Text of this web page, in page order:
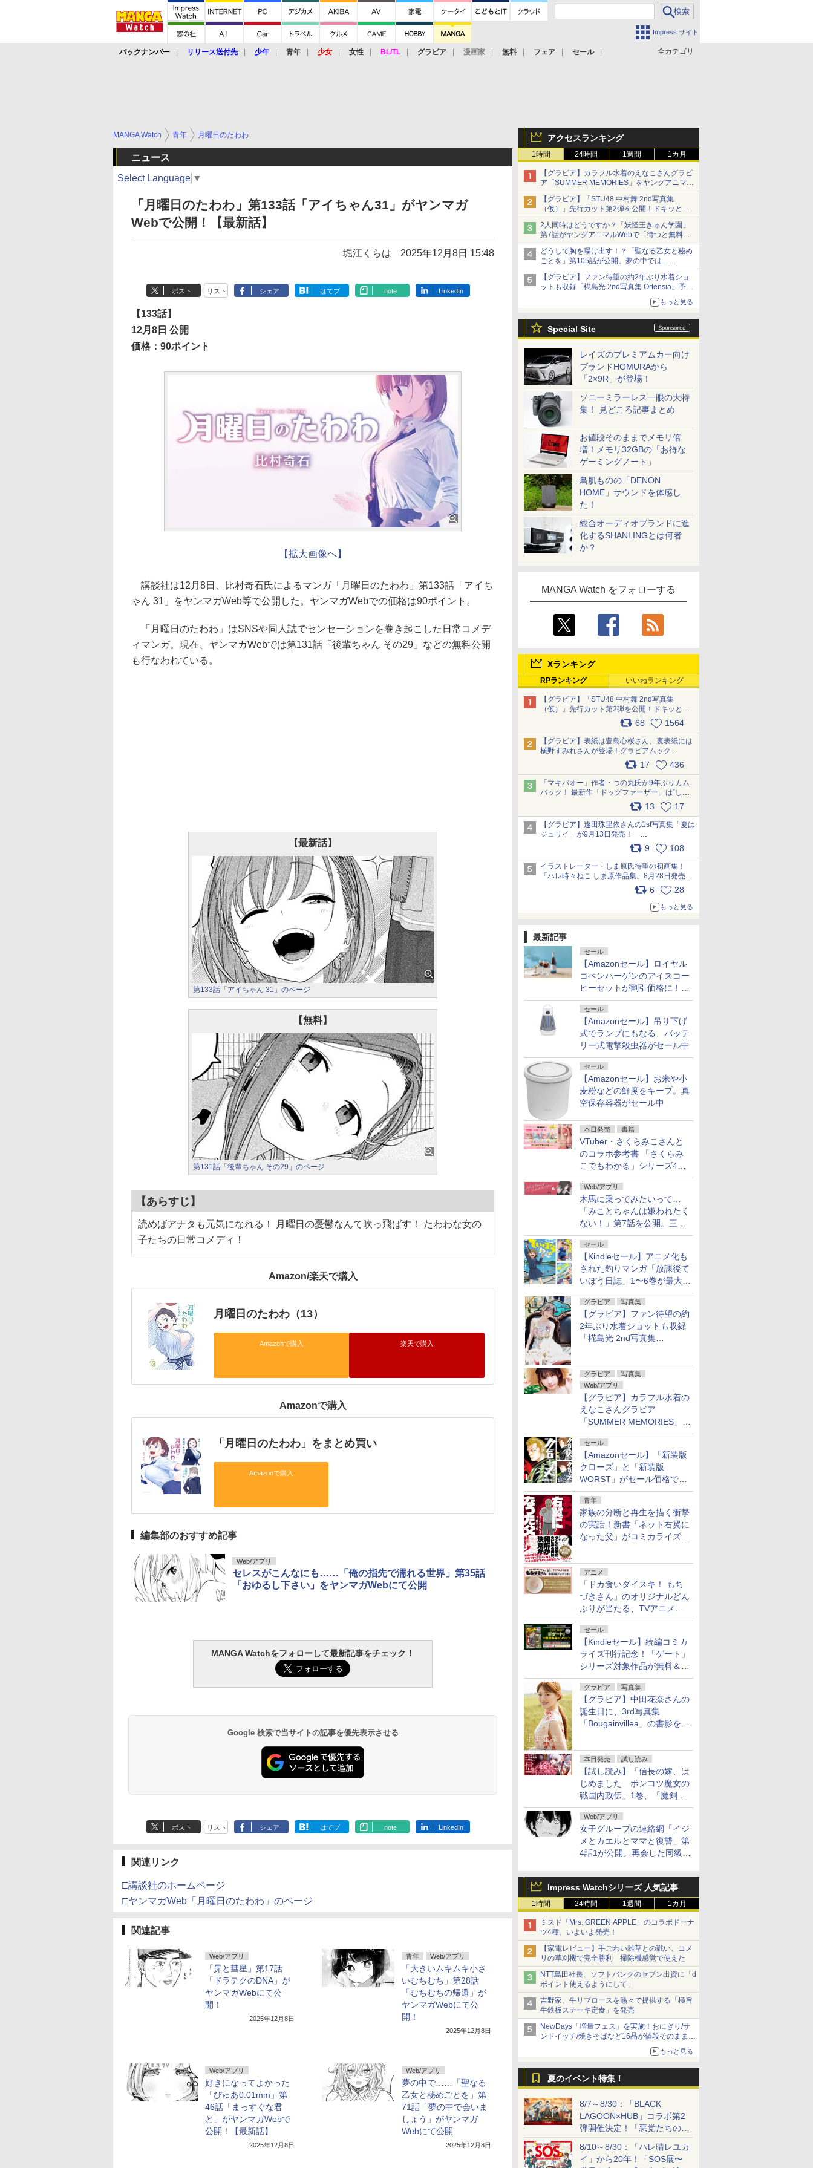
Impress サイト
全カテゴリ
バックナンバー リリース送付先 少年 青年 少女 女性 BL/TL グラビア 漫画家 無料 フェア セール
アクセスランキング
1時間 24時間 1週間 1カ月
【グラビア】カラフル水着のえなこさんグラビ
ア「SUMMER MEMORIES」をヤングアニマル
Webで公開中
【グラビア】「STU48 中村舞 2nd写真集
（仮）」先行カット第2弾を公開！ドキッとす
るランジェリーカットなど新たな挑戦
2人同時はどうですか？「妖怪王きゅん学園」
第7話がヤングアニマルWebで「待つと無料」
に！
どうして胸を曝け出す！？「聖なる乙女と秘め
ごとを」第105話が公開。夢の中では……
【グラビア】ファン待望の約2年ぶり水着ショ
ットも収録「椛島光 2nd写真集 Ortensia」予約
もっと見る
Special Site
レイズのプレミアムカー向け
ブランドHOMURAから
「2×9R」が登場！
ソニーミラーレス一眼の大特
集！ 見どころ記事まとめ
お値段そのままでメモリ倍
増！メモリ32GBの「お得な
ゲーミングノート」
鳥肌ものの「DENON
HOME」サウンドを体感し
た！
総合オーディオブランドに進
化するSHANLINGとは何者
か？
MANGA Watch をフォローする
Xランキング
RPランキング いいねランキング
【グラビア】「STU48 中村舞 2nd写真集
（仮）」先行カット第2弾を公開！ドキッとす
るランジェリーカットなど新たな挑戦
68 1564
【グラビア】表紙は豊島心桜さん、裏表紙には
横野すみれさんが登場！グラビアムック
「PARADE」2026夏号が本日発売
17 436
「マキバオー」作者・つの丸氏が9年ぶりカム
バック！ 最新作「ドッグファーザー」は“しゃ
べらない動物”とのリアルな暮らしを描く 「も
うこれ以上の幸せはない」……一緒に暮らす愛
犬たちへ… pic.x.com/hEr88DgVyD
13 17
【グラビア】逢田珠里依さんの1st写真集「夏は
ジュリイ」が9月13日発売！
9 108
イラストレーター・しま原氏待望の初画集！
「ハレ時々ねこ しま原作品集」8月28日発売
6 28
もっと見る
最新記事
セール
【Amazonセール】ロイヤル
コペンハーゲンのアイスコー
ヒーセットが割引価格に！夏
のギフトに最適！
セール
【Amazonセール】吊り下げ
式でランプにもなる、バッテ
リー式電撃殺虫器がセール中
セール
【Amazonセール】お米や小
麦粉などの鮮度をキープ。真
空保存容器がセール中
本日発売 書籍
VTuber・さくらみこさんと
のコラボ参考書 「さくらみ
こでもわかる」シリーズ4冊
が本日発売！
Web/アプリ
木馬に乗ってみたいって…
「みことちゃんは嫌われたく
ない！」第7話を公開。三角
じゃない方か
セール
【Kindleセール】アニメ化も
された釣りマンガ「放課後て
いぼう日誌」1〜6巻が最大
50％オフのセール中！
グラビア 写真集
【グラビア】ファン待望の約
2年ぶり水着ショットも収録
「椛島光 2nd写真集
グラビア
写真集
Web/アプリ
【グラビア】カラフル水着の
えなこさんグラビア
「SUMMER MEMORIES」を
ヤングアニマルWebで公開中
セール
【Amazonセール】「新装版
クローズ」と「新装版
WORST」がセール価格で販
売中！
青年
家族の分断と再生を描く衝撃
の実話！新書「ネット右翼に
なった父」がコミカライズ。
アニメ
「ドカ食いダイスキ！ もち
づきさん」のオリジナルどん
ぶりが当たる、TVアニメ公
式Xキャンペーンが開催中！
セール
【Kindleセール】続編コミカ
ライズ刊行記念！「ゲート」
シリーズ対象作品が無料＆最
大80%オフ！
グラビア 写真集
【グラビア】中田花奈さんの
誕生日に、3rd写真集
「Bougainvillea」の書影を公
本日発売 試し読み
【試し読み】「信長の嫁、は
じめました ポンコツ魔女の
戦国内政伝」1巻、「魔剣の
花嫁 -ヴァルキュリア-」1巻
本日発売
Web/アプリ
女子グループの連絡網「イジ
メとカエルとママと復讐」第
4話1が公開。再会した同級生
Impress Watchシリーズ 人気記事
1時間 24時間 1週間 1カ月
ミスド「Mrs. GREEN APPLE」のコラボドーナ
ツ4種、いよいよ発売！
【家電レビュー】手ごわい雑草との戦い、コメ
リの草刈機で完全勝利 掃除機感覚で使えた
NTT島田社長、ソフトバンクのセブン出資に「d
ポイント使えるようにして」
吉野家、牛リブロースを熱々で提供する「極旨
牛鉄板ステーキ定食」を発売
NewDays「増量フェス」を実施！おにぎり/サ
ンドイッチ/焼きそばなど16品が値段そのままで
もっと見る
夏のイベント特集！
8/7～8/30：「BLACK
LAGOON×HUB」コラボ第2
弾開催決定！「悪党たちの休
日」がテーマに
8/10～8/30：「ハレ晴レユカ
イ」から20年！「SOS展〜
MANGA Watch 青年 月曜日のたわわ
ニュース
Select Language ▼
「月曜日のたわわ」第133話「アイちゃん31」がヤンマガ
Webで公開！【最新話】
堀江くらは 2025年12月8日 15:48
ポスト リスト シェア はてブ note LinkedIn
【133話】
12月8日 公開
価格：90ポイント
【拡大画像へ】
講談社は12月8日、比村奇石氏によるマンガ「月曜日のたわわ」第133話「アイち
ゃん 31」をヤンマガWeb等で公開した。ヤンマガWebでの価格は90ポイント。
「月曜日のたわわ」はSNSや同人誌でセンセーションを巻き起こした日常コメデ
ィマンガ。現在、ヤンマガWebでは第131話「後輩ちゃん その29」などの無料公開
も行なわれている。
【最新話】
第133話「アイちゃん 31」のページ
【無料】
第131話「後輩ちゃん その29」のページ
【あらすじ】
読めばアナタも元気になれる！ 月曜日の憂鬱なんて吹っ飛ばす！ たわわな女の
子たちの日常コメディ！
Amazon/楽天で購入
月曜日のたわわ（13）
Amazonで購入 楽天で購入
Amazonで購入
「月曜日のたわわ」をまとめ買い
Amazonで購入
編集部のおすすめ記事
Web/アプリ
セレスがこんなにも……「俺の指先で濡れる世界」第35話
「おゆるし下さい」をヤンマガWebにて公開
MANGA Watchをフォローして最新記事をチェック！
Google 検索で当サイトの記事を優先表示させる
ポスト リスト シェア はてブ note LinkedIn
関連リンク
□講談社のホームページ
□ヤンマガWeb「月曜日のたわわ」のページ
関連記事
Web/アプリ
「昴と彗星」第17話
「ドラテクのDNA」が
ヤンマガWebにて公
開！
2025年12月8日
青年 Web/アプリ
「大きいムキムキ小さ
いむちむち」第28話
「むちむちの帰還」が
ヤンマガWebにて公
開！
2025年12月8日
Web/アプリ
好きになってよかった
「ぴゅあ0.01mm」第
46話「まっすぐな君
と」がヤンマガWebで
公開！【最新話】
2025年12月8日
Web/アプリ
夢の中で……「聖なる
乙女と秘めごとを」第
71話「夢の中で会いま
しょう」がヤンマガ
Webにて公開
2025年12月8日